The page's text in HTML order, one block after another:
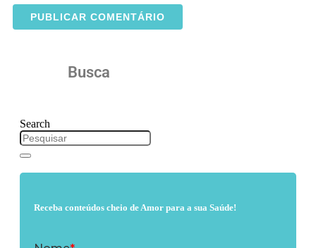
Busca
Search
Receba conteúdos cheio de Amor para a sua Saúde!